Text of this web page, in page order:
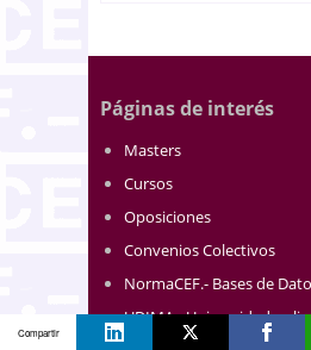
Páginas de interés
Masters
Cursos
Oposiciones
Convenios Colectivos
NormaCEF.- Bases de
UDIMA - Universidad
Compartir